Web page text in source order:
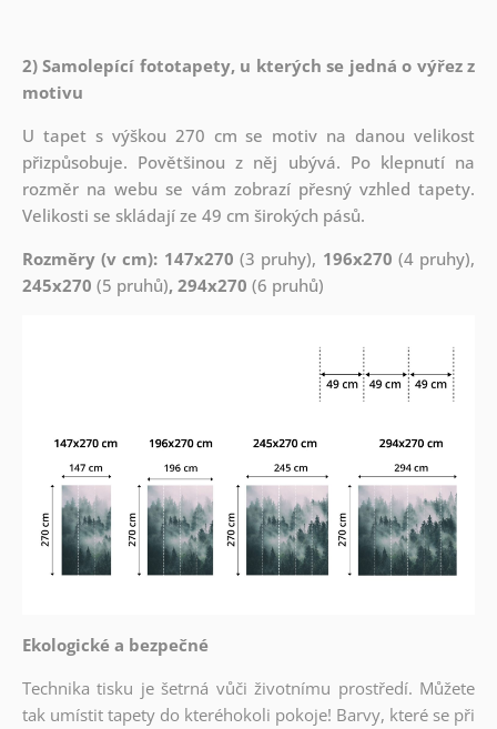
2) Samolepící fototapety, u kterých se jedná o výřez z
motivu
U tapet s výškou 270 cm se motiv na danou velikost
přizpůsobuje. Povětšinou z něj ubývá. Po klepnutí na
rozměr na webu se vám zobrazí přesný vzhled tapety.
Velikosti se skládají ze 49 cm širokých pásů.
Rozměry (v cm): 147x270 (3 pruhy), 196x270 (4 pruhy),
245x270 (5 pruhů), 294x270 (6 pruhů)
Ekologické a bezpečné
Technika tisku je šetrná vůči životnímu prostředí. Můžete
tak umístit tapety do kteréhokoli pokoje! Barvy, které se při